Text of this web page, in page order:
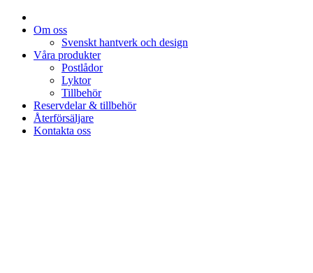
Om oss
Svenskt hantverk och design
Våra produkter
Postlådor
Lyktor
Tillbehör
Reservdelar & tillbehör
Återförsäljare
Kontakta oss